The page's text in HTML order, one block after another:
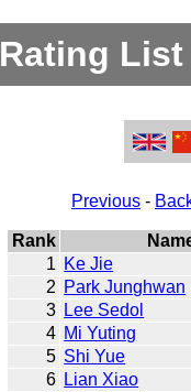
Rating List
Previous -
Rank
1 Ke Jie
2 Park Junghwan
3 Lee Sedol
4 Mi Yuting
5 Shi Yue
6 Lian Xiao